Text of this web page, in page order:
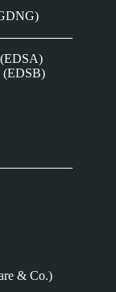
(EDSA)
(EDSB)
& Co.)